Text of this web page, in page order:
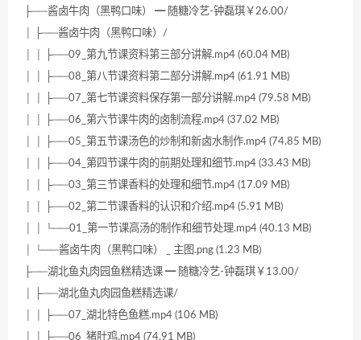
├──酱卤牛肉（黑鸭口味） ━ 随糖冷艺-钟磊琪￥26.00/
│ ├──酱卤牛肉（黑鸭口味）/
│ │ ├──09_第九节课资料第三部分讲解.mp4 (60.04 MB)
│ │ ├──08_第八节课资料第二部分讲解.mp4 (61.91 MB)
│ │ ├──07_第七节课资料保存第一部分讲解.mp4 (79.58 MB)
│ │ ├──06_第六节课牛肉的卤制流程.mp4 (37.02 MB)
│ │ ├──05_第五节课汤色的炒制和新卤水制作.mp4 (74.85 MB)
│ │ ├──04_第四节课牛肉的前期处理和细节.mp4 (33.43 MB)
│ │ ├──03_第三节课香料的处理和细节.mp4 (17.09 MB)
│ │ ├──02_第二节课香料的认识和介绍.mp4 (5.91 MB)
│ │ └──01_第一节课高汤的制作和细节处理.mp4 (40.13 MB)
│ └──酱卤牛肉（黑鸭口味） _ 主图.png (1.23 MB)
├──湖北鱼丸肉园鱼糕精选课 ━ 随糖冷艺-钟磊琪￥13.00/
│ ├──湖北鱼丸肉园鱼糕精选课/
│ │ ├──07_湖北特色鱼糕.mp4 (106 MB)
│ │ ├──06_猪肚鸡.mp4 (74.91 MB)